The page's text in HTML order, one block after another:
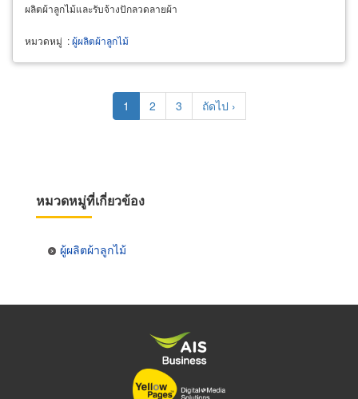
ผลิตผ้าลูกไม้และรับจ้างปักลวดลายผ้า
หมวดหมู่ :ผู้ผลิตผ้าลูกไม้
Current
page
1 Page
2 Page
3
Next
page
ถัดไป ›
หมวดหมู่ที่เกี่ยวข้อง
ผู้ผลิตผ้าลูกไม้